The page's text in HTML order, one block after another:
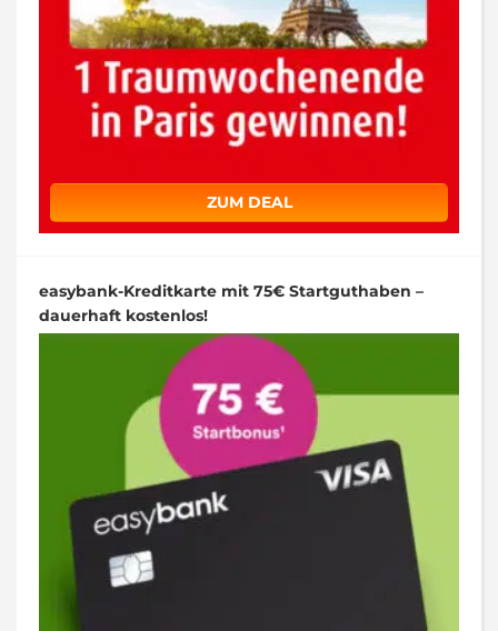
ZUM DEAL
easybank-Kreditkarte mit 75€ Startguthaben –
dauerhaft kostenlos!